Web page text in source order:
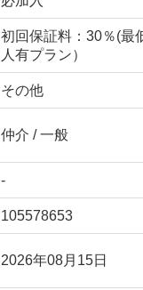
初回保証料：30％(最
人有プラン）
その他
仲介 / 一般
-
105578653
2026年08月15日